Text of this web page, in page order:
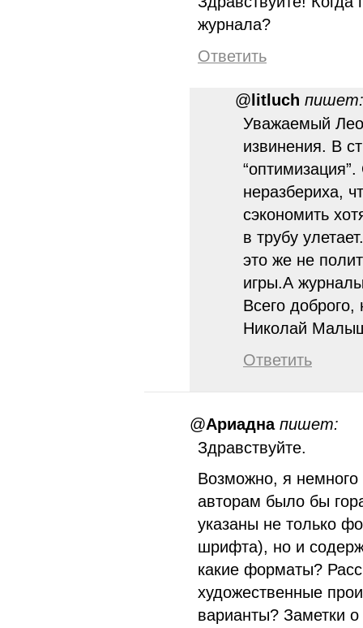
журнала?
Ответить
@ litluch пишет:
Уважаемый
извинения. В
неразбериха,
сэкономить
в трубу
это же не
игры.А
Всего
Николай
Ответить
@Ариадна пишет:
Здравствуйте.
Возможно, я
авторам было бы
указаны не только
шрифта), но и
какие форматы?
художественные
варианты? Заметки